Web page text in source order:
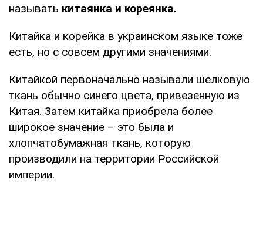
называть китаянка и кореянка.
Китайка и корейка в украинском языке тоже
есть, но с совсем другими значениями.
Китайкой первоначально называли шелковую
ткань обычно синего цвета, привезенную из
Китая. Затем китайка приобрела более
широкое значение – это была и
хлопчатобумажная ткань, которую
производили на территории Российской
империи.